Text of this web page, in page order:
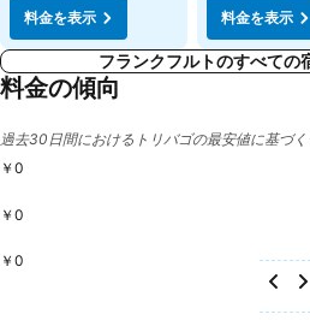
自分のペースで余暇の計画を立てられ
おくつろぎいただけます。この宿泊施設
て、ソラリウムの他、有料のフィット
ージもご提供しています。 お食事: お食
ェアも備えたエアコン完備のノンスモー
料理と共にぜいたくな時間を過ごしてい
お好みでアラカルト(ご昼食やご夕食)の
ルやベジタリアンメニュー。加えて、特
だけます。この施設はアルコール、ノ
用意しています。 クレジットカード: 次
料金を表示
料金を表示
フランクフルトのすべての
料金の傾向
過去30日間におけるトリバゴの最安値に基づ
￥0
￥0
￥0